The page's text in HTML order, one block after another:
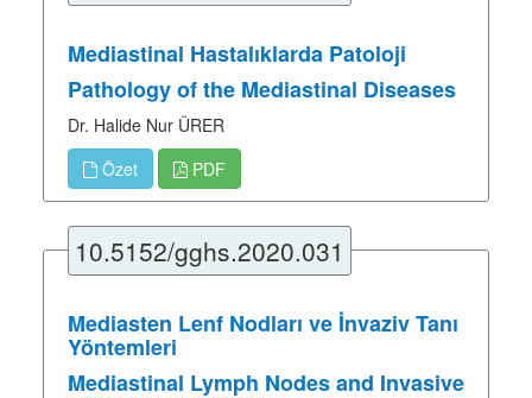
Mediastinal Hastalıklarda Patoloji
Pathology of the Mediastinal Diseases
Dr. Halide Nur ÜRER
Özet
PDF
10.5152/gghs.2020.031
Mediasten Lenf Nodları ve İnvaziv Tanı
Yöntemleri
Mediastinal Lymph Nodes and Invasive